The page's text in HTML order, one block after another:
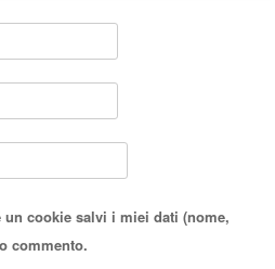
cookie salvi i miei dati (nome,
commento.